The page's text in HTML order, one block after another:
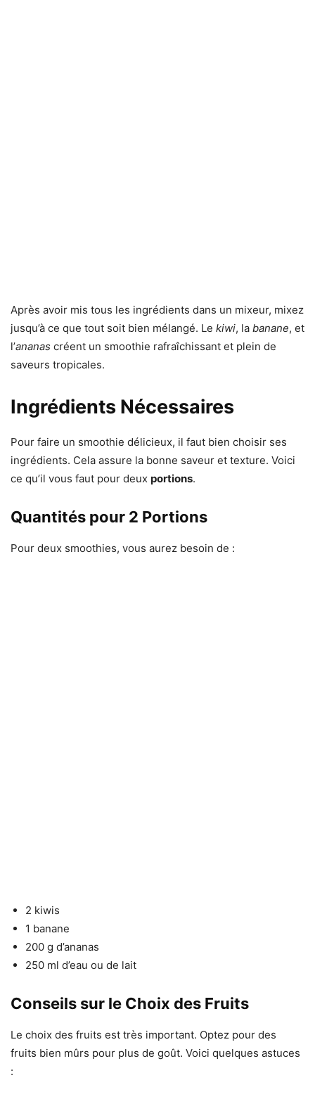
Après avoir mis tous les ingrédients dans un mixeur, mixez
jusqu’à ce que tout soit bien mélangé. Le kiwi, la banane, et
l’ananas créent un smoothie rafraîchissant et plein de
saveurs tropicales.
Ingrédients Nécessaires
Pour faire un smoothie délicieux, il faut bien choisir ses
ingrédients. Cela assure la bonne saveur et texture. Voici
ce qu’il vous faut pour deux portions.
Quantités pour 2 Portions
Pour deux smoothies, vous aurez besoin de :
2 kiwis
1 banane
200 g d’ananas
250 ml d’eau ou de lait
Conseils sur le Choix des Fruits
Le choix des fruits est très important. Optez pour des
fruits bien mûrs pour plus de goût. Voici quelques astuces
: